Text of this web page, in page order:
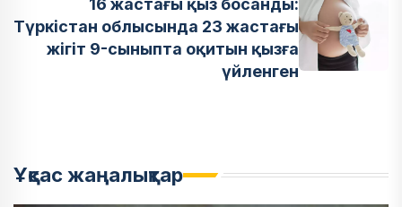
16 жастағы қыз босанды:
Түркістан облысында 23 жастағы
жігіт 9-сыныпта оқитын қызға
үйленген
Ұқсас жаңалықтар